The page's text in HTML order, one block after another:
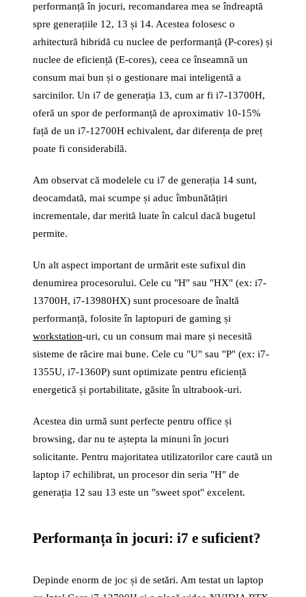
performanță în jocuri, recomandarea mea se îndreaptă
spre generațiile 12, 13 și 14. Acestea folosesc o
arhitectură hibridă cu nuclee de performanță (P-cores) și
nuclee de eficiență (E-cores), ceea ce înseamnă un
consum mai bun și o gestionare mai inteligentă a
sarcinilor. Un i7 de generația 13, cum ar fi i7-13700H,
oferă un spor de performanță de aproximativ 10-15%
față de un i7-12700H echivalent, dar diferența de preț
poate fi considerabilă.
Am observat că modelele cu i7 de generația 14 sunt,
deocamdată, mai scumpe și aduc îmbunătățiri
incrementale, dar merită luate în calcul dacă bugetul
permite.
Un alt aspect important de urmărit este sufixul din
denumirea procesorului. Cele cu "H" sau "HX" (ex: i7-
13700H, i7-13980HX) sunt procesoare de înaltă
performanță, folosite în laptopuri de gaming și
workstation-uri, cu un consum mai mare și necesită
sisteme de răcire mai bune. Cele cu "U" sau "P" (ex: i7-
1355U, i7-1360P) sunt optimizate pentru eficiență
energetică și portabilitate, găsite în ultrabook-uri.
Acestea din urmă sunt perfecte pentru office și
browsing, dar nu te aștepta la minuni în jocuri
solicitante. Pentru majoritatea utilizatorilor care caută un
laptop i7 echilibrat, un procesor din seria "H" de
generația 12 sau 13 este un "sweet spot" excelent.
Performanța în jocuri: i7 e suficient?
Depinde enorm de joc și de setări. Am testat un laptop